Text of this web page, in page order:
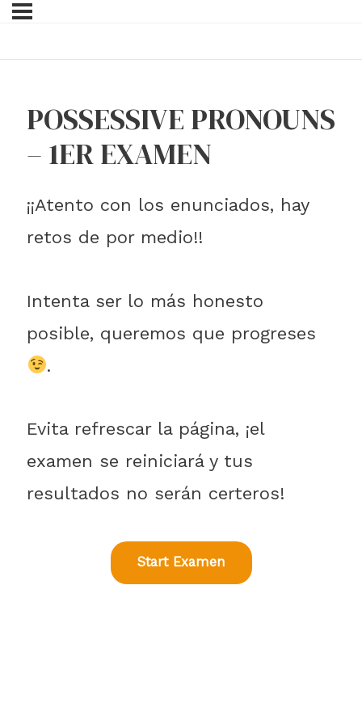
POSSESSIVE PRONOUNS
– 1ER EXAMEN
¡¡Atento con los enunciados, hay
retos de por medio!!
Intenta ser lo más honesto
posible, queremos que progreses
.
Evita refrescar la página, ¡el
examen se reiniciará y tus
resultados no serán certeros!